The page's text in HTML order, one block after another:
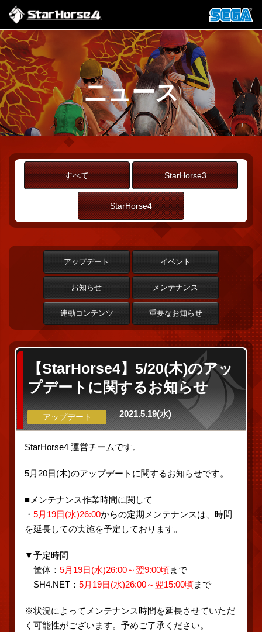
ニュース
すべて StarHorse3
StarHorse4
アップデート イベント
お知らせ メンテナンス
連動コンテンツ 重要なお知らせ
【StarHorse4】5/20(木)のアッ
プデートに関するお知らせ
アップデート 2021.5.19(水)
StarHorse4 運営チームです。
5月20日(木)のアップデートに関するお知らせです。
■メンテナンス作業時間に関して
・ 5月19日(水)26:00からの定期メンテナンスは、時間
を延長しての実施を予定しております。
▼予定時間
筐体： 5月19日(水)26:00～翌9:00頃まで
SH4.NET： 5月19日(水)26:00～翌15:00頃まで
※状況によってメンテナンス時間を延長させていただ
く可能性がございます。予めご了承ください。